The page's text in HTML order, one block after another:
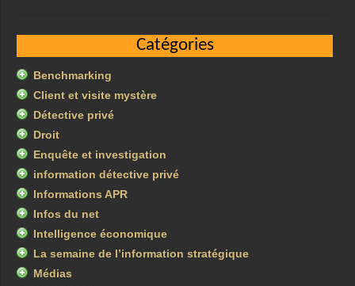
Catégories
Benchmarking
Client et visite mystère
Détective privé
Droit
Enquête et investigation
information détective privé
Informations APR
Infos du net
Intelligence économique
La semaine de l’information stratégique
Médias